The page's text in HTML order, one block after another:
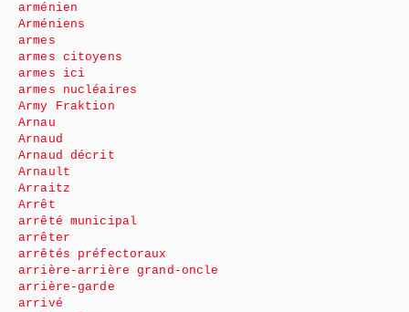
arménien
Arméniens
armes
armes citoyens
armes ici
armes nucléaires
Army Fraktion
Arnau
Arnaud
Arnaud décrit
Arnault
Arraitz
Arrêt
arrêté municipal
arrêter
arrêtés préfectoraux
arrière-arrière grand-oncle
arrière-garde
arrivé